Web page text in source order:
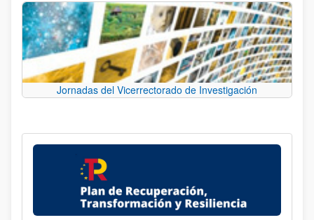
Jornadas del Vicerrectorado de Investigación